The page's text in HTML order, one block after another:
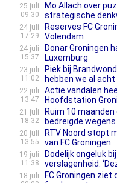
25 juli
09:30
Mo Allach over
strategische
24 juli
17:29
Reserves FC
Volendam
24 juli
15:37
Donar Groningen
Luxemburg
23 juli
11:02
Piek bij
hebben we al
22 juli
13:47
Actie vandalen
Hoofdstation
21 juli
18:32
Ruim 10
bedreigde
20 juli
13:55
RTV Noord stopt
van FC Groningen
19 juli
11:38
Dodelijk ongeluk
verslagenheid:
18 juli
FC Groningen